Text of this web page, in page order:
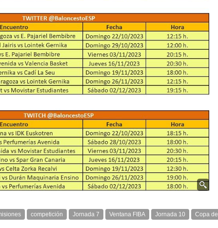
competición Jornada 7 Ventana FIBA Jornada 10 Copa